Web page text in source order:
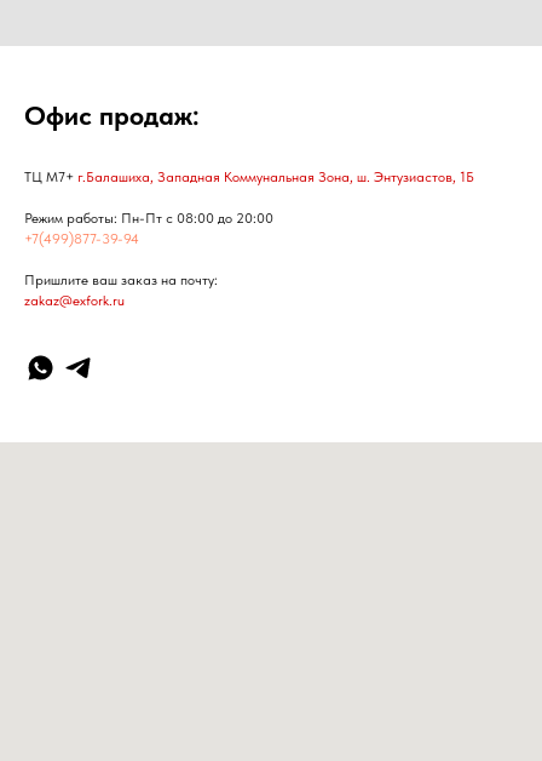
Офис продаж:
ТЦ М7+ г.Балашиха, Западная Коммунальная Зона, ш. Энтузиастов, 1Б
Режим работы: Пн-Пт с 08:00 до 20:00
+7(499)877-39-94
Пришлите ваш заказ на почту:
zakaz@exfork.ru